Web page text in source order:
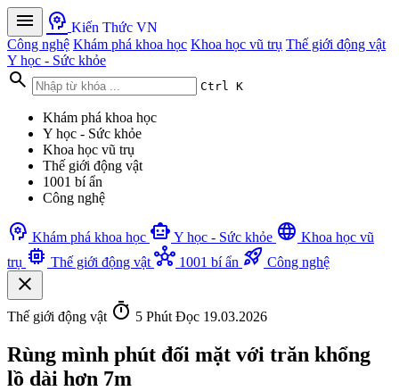
menu psychology Kiến Thức VN
Công nghệ Khám phá khoa học Khoa học vũ trụ Thế giới động vật
Y học - Sức khỏe
search Ctrl K
Khám phá khoa học
Y học - Sức khỏe
Khoa học vũ trụ
Thế giới động vật
1001 bí ẩn
Công nghệ
psychology Khám phá khoa học smart_toy Y học - Sức khỏe language Khoa học vũ
trụ memory Thế giới động vật hub 1001 bí ẩn rocket_launch Công nghệ
close
Thế giới động vật timer 5 Phút Đọc 19.03.2026
Rùng mình phút đối mặt với trăn khổng
lồ dài hơn 7m